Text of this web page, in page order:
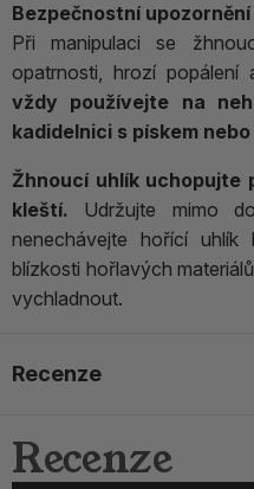
Bezpečnostní upozornění
Při manipulaci se
opatrnosti, hrozí popálení
vždy používejte na
kadidelnici s pískem
Žhnoucí uhlík uchopujte
kleští. Udržujte mimo
nenechávejte hořící
blízkosti hořlavých
vychladnout.
Recenze
Recenze